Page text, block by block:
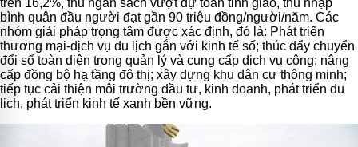
bình quân đầu người đạt gần 90 triệu đồng/người/năm. Các
nhóm giải pháp trọng tâm được xác định, đó là: Phát triển
thương mại-dịch vụ du lịch gắn với kinh tế số; thúc đẩy chuyển
đổi số toàn diện trong quản lý và cung cấp dịch vụ công; nâng
cấp đồng bộ hạ tầng đô thị; xây dựng khu dân cư thông minh;
tiếp tục cải thiện môi trường đầu tư, kinh doanh, phát triển du
lịch, phát triển kinh tế xanh bền vững.